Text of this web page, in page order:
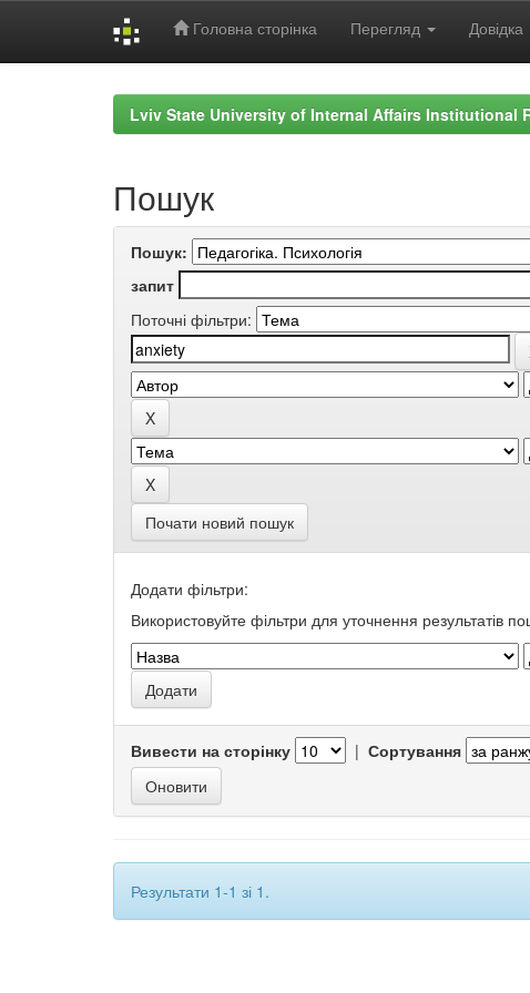
Головна сторінка Перегляд Довідка
Lviv State University of Internal Affairs Institutional
Пошук
Пошук:
запит
Поточні фільтри:
Почати новий пошук
Додати фільтри:
Використовуйте фільтри для уточнення результатів
Вивести на сторінку | Сортування
Результати 1-1 зі 1.